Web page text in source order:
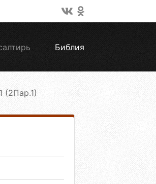
Библия
(2Пар.1)